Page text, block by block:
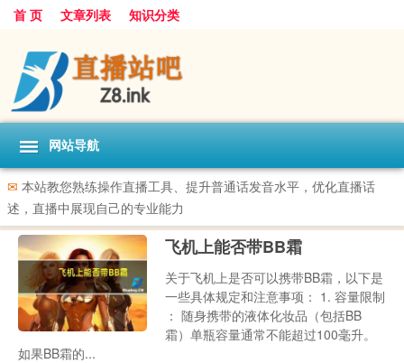
首 页 文章列表 知识分类
网站导航
✉ 本站教您熟练操作直播工具、提升普通话发音水平，优化直播话
述，直播中展现自己的专业能力
飞机上能否带BB霜
关于飞机上是否可以携带BB霜，以下是
一些具体规定和注意事项： 1. 容量限制
： 随身携带的液体化妆品（包括BB
霜）单瓶容量通常不能超过100毫升。
如果BB霜的...